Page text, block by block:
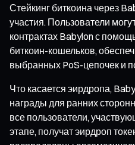
Стейкинг биткоина через
участия. Пользователи
контрактах Babylon с
биткоин-кошельков,
выбранных PoS-цепочек и
Что касается эирдропа,
награды для ранних
все пользователи,
этапе, получат эирдроп